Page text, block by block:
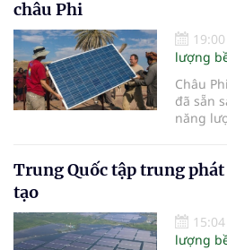
châu Phi
19:00
lượng
Châu
đã sẵn
năng
định
Trung Quốc tập trung
tạo
15:04
lượng